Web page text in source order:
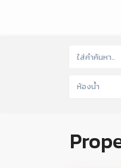
ห้องน้ำ